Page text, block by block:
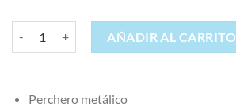
Perchero de pie 606 cantidadAÑADIR AL CARRITO
Perchero metálico